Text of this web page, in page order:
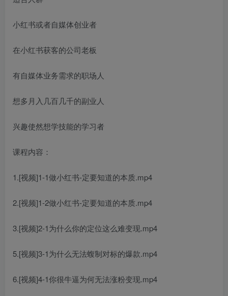
小红书或者自媒体创业者
在小红书获客的公司老板
有自媒体业务需求的职场人
想多月入几百几千的副业人
兴趣使然想学技能的学习者
课程内容：
1.[视频]1-1做小红书-定要知道的本质.mp4
2.[视频]1-2做小红书-定要知道的本质.mp4
3.[视频]2-1为什么你的定位这么难变现.mp4
5.[视频]3-1为什么无法蝮制对标的爆款.mp4
6.[视频]4-1你很牛逼为何无法涨粉变现.mp4